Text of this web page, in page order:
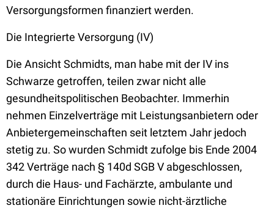
Versorgungsformen finanziert werden.
Die Integrierte Versorgung (IV)
Die Ansicht Schmidts, man habe mit der IV ins
Schwarze getroffen, teilen zwar nicht alle
gesundheitspolitischen Beobachter. Immerhin
nehmen Einzelverträge mit Leistungsanbietern oder
Anbietergemeinschaften seit letztem Jahr jedoch
stetig zu. So wurden Schmidt zufolge bis Ende 2004
342 Verträge nach § 140d SGB V abgeschlossen,
durch die Haus- und Fachärzte, ambulante und
stationäre Einrichtungen sowie nicht-ärztliche